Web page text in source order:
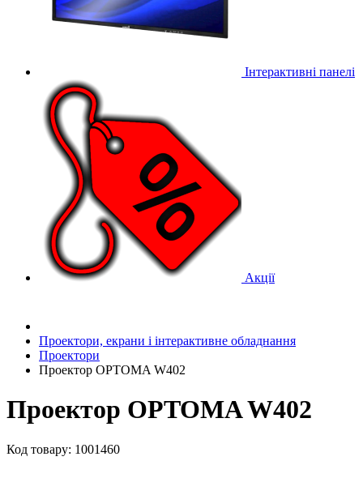
Інтерактивні панелі
Акції
Проектори, екрани і інтерактивне обладнання
Проектори
Проектор OPTOMA W402
Проектор OPTOMA W402
Код товару: 1001460